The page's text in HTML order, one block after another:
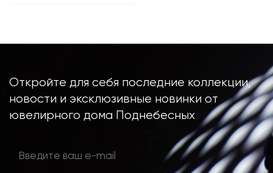
Откройте для себя последние коллекции,
новости и эксклюзивные новинки от
ювелирного дома Поднебесных